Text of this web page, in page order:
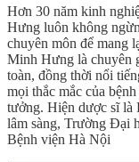
Hơn 30 năm kinh
Hưng luôn không
chuyên môn để mang
Minh Hưng là chuyên
toàn, đồng thời nổi
mọi thắc mắc của
tưởng. Hiện dược sĩ là
lâm sàng, Trường Đại
Bệnh viện Hà Nội